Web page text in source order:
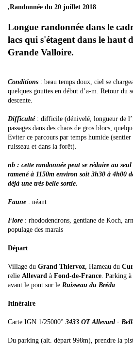
,Randonnée du 20 juillet 2018
Longue randonnée dans le
lacs qui s'étagent dans le haut
Grande Valloire.
Conditions : beau temps doux, ciel se
quelques gouttes en début d’a-m. Retour du
descente.
Difficulté: difficile (dénivelé, longueur de
passages dans des chaos de gros blocs,
Eviter ce parcours par temps humide
ruisseau et dans la forêt).
nb : cette randonnée peut se réduire au
ramené à 1150m environ soit 3h30 à 4h00
déjà une très belle sortie.
Faune : néant
Flore : rhododendrons, gentiane de Koch,
populage des marais
Départ
Village du Grand Thiervoz, Hameau du
relie Allevard à Fond-de-France. Parking à
avant le pont sur le Ruisseau du Bréda.
Itinéraire
Carte IGN 1/25000° 3433 OT Allevard -
Du parking (alt. départ 998m), prendre la